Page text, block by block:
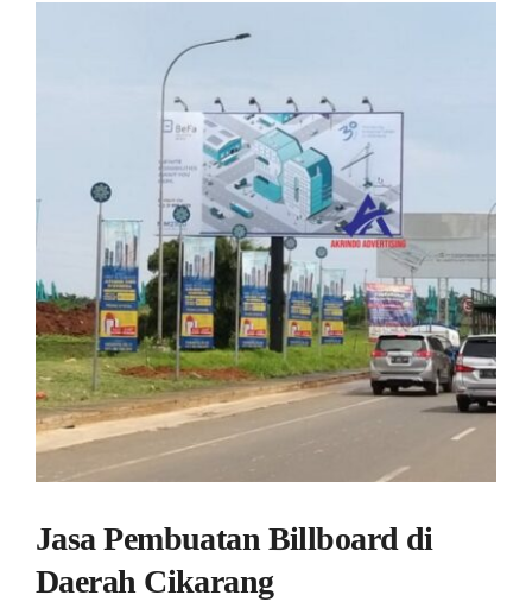
Jasa Pembuatan Billboard di
Daerah Cikarang